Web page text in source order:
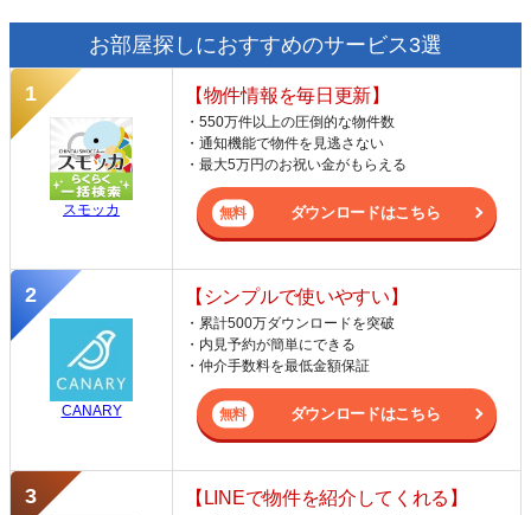
お部屋探しにおすすめのサービス3選
スモッカ
【物件情報を毎日更新】
・550万件以上の圧倒的な物件数
・通知機能で物件を見逃さない
・最大5万円のお祝い金がもらえる
ダウンロードはこちら
CANARY
【シンプルで使いやすい】
・累計500万ダウンロードを突破
・内見予約が簡単にできる
・仲介手数料を最低金額保証
ダウンロードはこちら
【LINEで物件を紹介してくれる】